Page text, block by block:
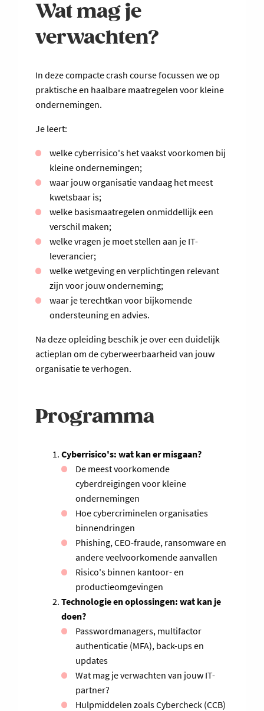
Wat mag je
verwachten?
In deze compacte crash course focussen we op
praktische en haalbare maatregelen voor kleine
ondernemingen.
Je leert:
welke cyberrisico's het vaakst voorkomen bij
kleine ondernemingen;
waar jouw organisatie vandaag het meest
kwetsbaar is;
welke basismaatregelen onmiddellijk een
verschil maken;
welke vragen je moet stellen aan je IT-
leverancier;
welke wetgeving en verplichtingen relevant
zijn voor jouw onderneming;
waar je terechtkan voor bijkomende
ondersteuning en advies.
Na deze opleiding beschik je over een duidelijk
actieplan om de cyberweerbaarheid van jouw
organisatie te verhogen.
Programma
Cyberrisico's: wat kan er misgaan?
De meest voorkomende
cyberdreigingen voor kleine
ondernemingen
Hoe cybercriminelen organisaties
binnendringen
Phishing, CEO-fraude, ransomware en
andere veelvoorkomende aanvallen
Risico's binnen kantoor- en
productieomgevingen
Technologie en oplossingen: wat kan je
doen?
Passwordmanagers, multifactor
authenticatie (MFA), back-ups en
updates
Wat mag je verwachten van jouw IT-
partner?
Hulpmiddelen zoals Cybercheck (CCB)